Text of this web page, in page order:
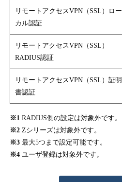
リモートアクセスVPN（SSL）ロー
カル認証
リモートアクセスVPN（SSL）
RADIUS認証
リモートアクセスVPN（SSL）証明
書認証
※1 RADIUS側の設定は対象外です。
※2 Zシリーズは対象外です。
※3 最大5つまで設定可能です。
※4 ユーザ登録は対象外です。